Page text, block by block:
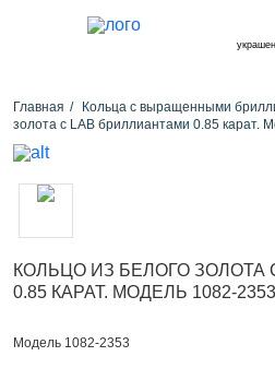
Главная Кольца с выращенными
золота с LAB бриллиантами 0.85 карат.
КОЛЬЦО ИЗ БЕЛОГО ЗОЛОТА
0.85 КАРАТ. МОДЕЛЬ 1082-2353
Модель 1082-2353